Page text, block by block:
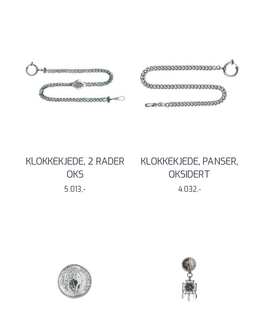
KLOKKEKJEDE, 2 RADER
OKS
5.013,-
KLOKKEKJEDE, PANSER,
OKSIDERT
4.032,-